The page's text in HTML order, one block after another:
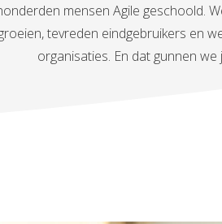
mensen Agile geschoold.
tevreden eindgebruikers en
organisaties. En dat gunnen we